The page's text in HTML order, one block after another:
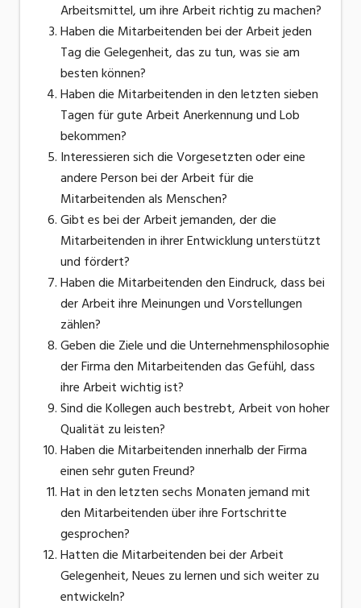
Arbeitsmittel, um ihre Arbeit richtig zu machen?
Haben die Mitarbeitenden bei der Arbeit jeden
Tag die Gelegenheit, das zu tun, was sie am
besten können?
Haben die Mitarbeitenden in den letzten sieben
Tagen für gute Arbeit Anerkennung und Lob
bekommen?
Interessieren sich die Vorgesetzten oder eine
andere Person bei der Arbeit für die
Mitarbeitenden als Menschen?
Gibt es bei der Arbeit jemanden, der die
Mitarbeitenden in ihrer Entwicklung unterstützt
und fördert?
Haben die Mitarbeitenden den Eindruck, dass bei
der Arbeit ihre Meinungen und Vorstellungen
zählen?
Geben die Ziele und die Unternehmensphilosophie
der Firma den Mitarbeitenden das Gefühl, dass
ihre Arbeit wichtig ist?
Sind die Kollegen auch bestrebt, Arbeit von hoher
Qualität zu leisten?
Haben die Mitarbeitenden innerhalb der Firma
einen sehr guten Freund?
Hat in den letzten sechs Monaten jemand mit
den Mitarbeitenden über ihre Fortschritte
gesprochen?
Hatten die Mitarbeitenden bei der Arbeit
Gelegenheit, Neues zu lernen und sich weiter zu
entwickeln?